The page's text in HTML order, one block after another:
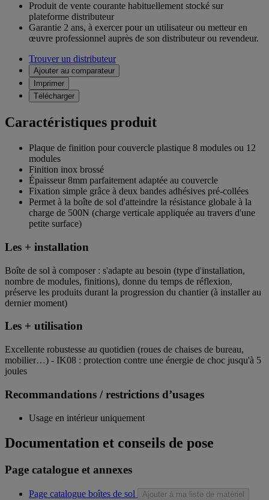
Produit de vente courante habituellement stocké sur
plateforme distributeur
Garantie 2 ans, à exercer pour un utilisateur ou metteur en
œuvre professionnel auprès de son distributeur ou revendeur.
Trouver un distributeur
Ajouter au comparateur
Imprimer
Télécharger
Caractéristiques produit
Plaque de finition pour couvercle plastique 8 modules ou 12
modules
Finition inox brossé
Épaisseur 8mm parfaitement adaptée au couvercle
Fixation simple grâce à deux bandes adhésives pré-collées
Permet à la boîte de sol d'atteindre la résistance globale à la
charge de 500N (charge verticale appliquée au travers d'une
petite surface)
Les + installation
Boîte de sol à composer : s'adapte au besoin (type d'installation,
nombre de modules, finitions), donne du temps de réflexion,
préserve les produits durant la progression du chantier (à installer au
dernier moment)
Les + utilisation
Excellente robustesse au quotidien (roues de chaises de bureau,
mobilier…) - IK08 : protection contre une énergie de choc jusqu'à 5
joules
Recommandations / restrictions d’usages
Usage en intérieur uniquement
Documentation et conseils de pose
Page catalogue et annexes
Page catalogue boîtes de sol Ajouter à ma liste de matériel